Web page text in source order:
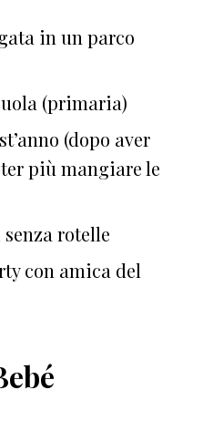
in un parco
(primaria)
(dopo aver
più mangiare le
rotelle
con amica del